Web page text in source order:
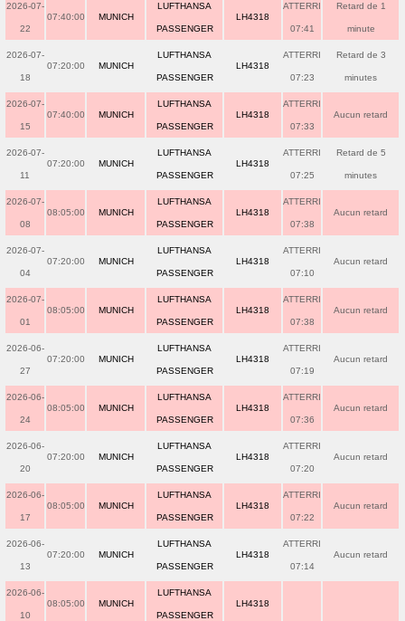
2026-07-
22
07:40:00 MUNICH
LUFTHANSA
PASSENGER
LH4318
ATTERRI
07:41
Retard de 1
minute
2026-07-
18
07:20:00 MUNICH
LUFTHANSA
PASSENGER
LH4318
ATTERRI
07:23
Retard de 3
minutes
2026-07-
15
07:40:00 MUNICH
LUFTHANSA
PASSENGER
LH4318
ATTERRI
07:33
Aucun retard
2026-07-
11
07:20:00 MUNICH
LUFTHANSA
PASSENGER
LH4318
ATTERRI
07:25
Retard de 5
minutes
2026-07-
08
08:05:00 MUNICH
LUFTHANSA
PASSENGER
LH4318
ATTERRI
07:38
Aucun retard
2026-07-
04
07:20:00 MUNICH
LUFTHANSA
PASSENGER
LH4318
ATTERRI
07:10
Aucun retard
2026-07-
01
08:05:00 MUNICH
LUFTHANSA
PASSENGER
LH4318
ATTERRI
07:38
Aucun retard
2026-06-
27
07:20:00 MUNICH
LUFTHANSA
PASSENGER
LH4318
ATTERRI
07:19
Aucun retard
2026-06-
24
08:05:00 MUNICH
LUFTHANSA
PASSENGER
LH4318
ATTERRI
07:36
Aucun retard
2026-06-
20
07:20:00 MUNICH
LUFTHANSA
PASSENGER
LH4318
ATTERRI
07:20
Aucun retard
2026-06-
17
08:05:00 MUNICH
LUFTHANSA
PASSENGER
LH4318
ATTERRI
07:22
Aucun retard
2026-06-
13
07:20:00 MUNICH
LUFTHANSA
PASSENGER
LH4318
ATTERRI
07:14
Aucun retard
2026-06-
10
08:05:00 MUNICH
LUFTHANSA
PASSENGER
LH4318